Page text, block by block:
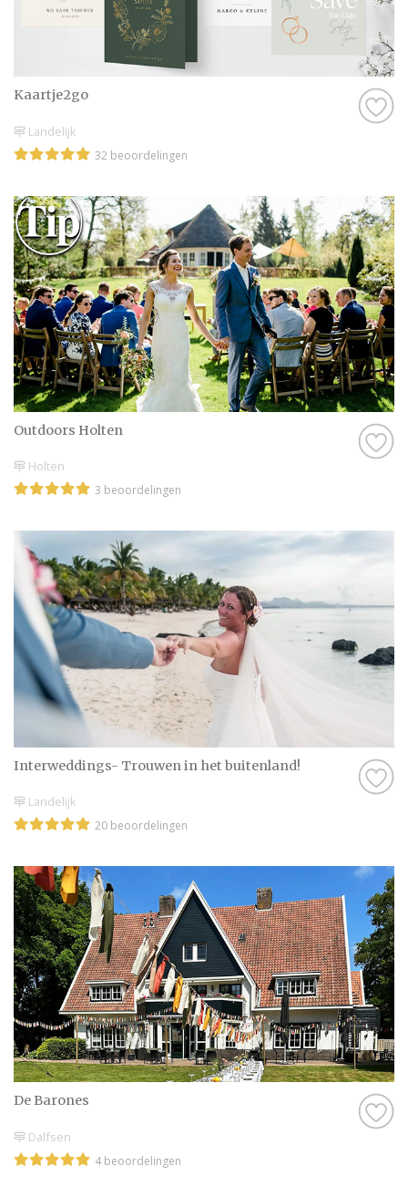
Kaartje2go
Landelijk
32 beoordelingen
Outdoors Holten
Holten
3 beoordelingen
Interweddings- Trouwen in het buitenland!
Landelijk
20 beoordelingen
De Barones
Dalfsen
4 beoordelingen